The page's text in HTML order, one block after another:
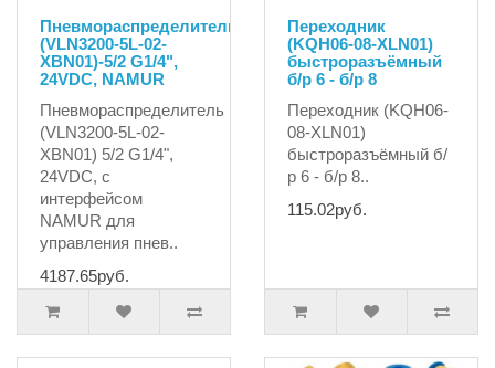
Пневмораспределитель
(VLN3200-5L-02-
XBN01)-5/2 G1/4",
24VDC, NAMUR
Пневмораспределитель
(VLN3200-5L-02-
XBN01) 5/2 G1/4",
24VDC, с
интерфейсом
NAMUR для
управления пнев..
4187.65руб.
Переходник
(KQH06-08-XLN01)
быстроразъёмный
б/р 6 - б/р 8
Переходник (KQH06-
08-XLN01)
быстроразъёмный б/
р 6 - б/р 8..
115.02руб.